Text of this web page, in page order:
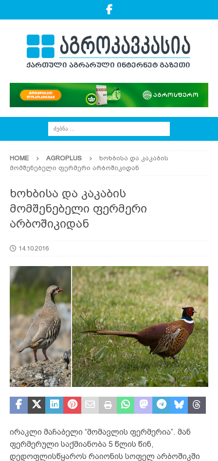
HOME AGROPLUS
ხოხბისა და კაკაბის
მომშენებელი ფერმერი არბოშიკიდან
ხოხბისა და კაკაბის
მომშენებელი ფერმერი
არბოშიკიდან
14.10.2016
ირაკლი მაჩაბელი “მომავლის ფერმერია”. მან
ფერმერული საქმიანობა 5 წლის წინ,
დედოფლისწყაროს რაიონის სოფელ არბოშიკში